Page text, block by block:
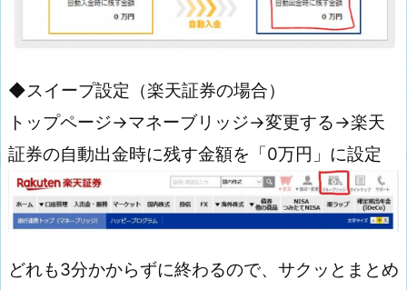
◆スイープ設定（楽天証券の場合）
トップページ→マネーブリッジ→変更する→楽天
証券の自動出金時に残す金額を「0万円」に設定
どれも3分かからずに終わるので、サクッとまとめ